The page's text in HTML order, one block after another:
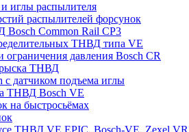
иглы распылителя
распылителей форсунок
Common Rail CP3
ТНВД типа VE
ограничения давления Bosch CR
ТНВД
с датчиком подъема иглы
ТНВД Bosch VE
на быстросьёмах
ТНВД VE EPIC, Bosch-VE, Zexel